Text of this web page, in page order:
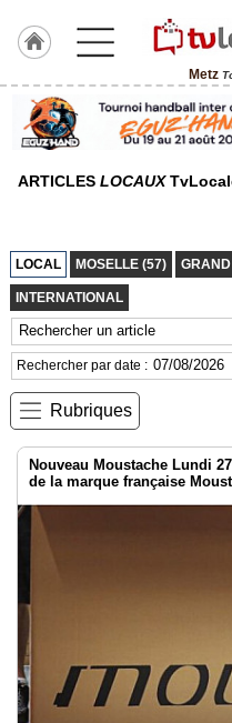
Metz
J'adhère
Hulcoq
ACCUEIL
TvLocale
France
Accueil
RUBRIQUES
Agenda
Gazette
Médias
Blogs
Prémium
Inscription
annuaire
pro
ARTICLES LOCAUX
LOCAL MOSELLE (57)
INTERNATIONAL
Rechercher par date :
Rubriques
Nouveau Moustache Lundi
de la marque française